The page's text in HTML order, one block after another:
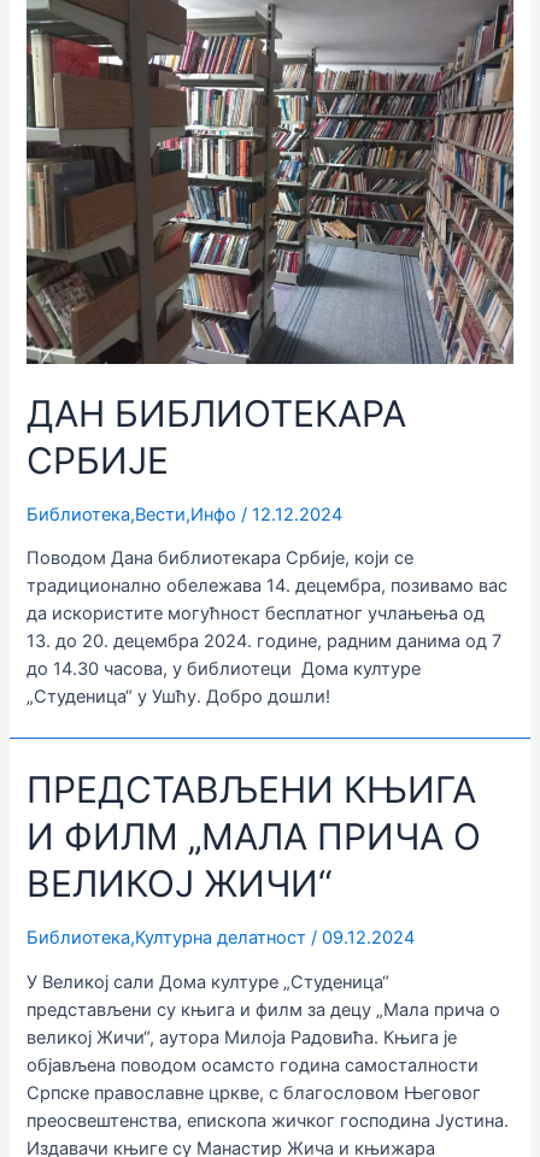
одбрана“
аутора
Милоја
Радовића
ДАН БИБЛИОТЕКАРА
СРБИЈЕ
Библиотека,Вести,Инфо /12.12.2024
Поводом Дана библиотекара Србије, који се
традиционално обележава 14. децембра, позивамо вас
да искористите могућност бесплатног учлањења од
13. до 20. децембра 2024. године, радним данима од 7
до 14.30 часова, у библиотеци Дома културе
„Студеница“ у Ушћу. Добро дошли!
ПРЕДСТАВЉЕНИ КЊИГА
И ФИЛМ „МАЛА ПРИЧА О
ВЕЛИКОЈ ЖИЧИ“
Библиотека,Културна делатност /09.12.2024
У Великој сали Дома културе „Студеница“
представљени су књига и филм за децу „Мала прича о
великој Жичи“, аутора Милоја Радовића. Књига је
објављена поводом осамсто година самосталности
Српске православне цркве, с благословом Његовог
преосвештенства, епископа жичког господина Јустина.
Издавачи књиге су Манастир Жича и књижара